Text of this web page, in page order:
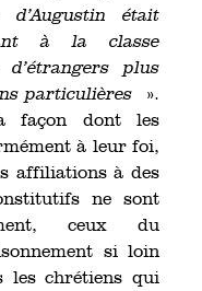
d’Augustin était
à la classe
d’étrangers plus
particulières ».
façon dont les
à leur foi,
affiliations à des
ne sont
ceux du
si loin
les chrétiens qui